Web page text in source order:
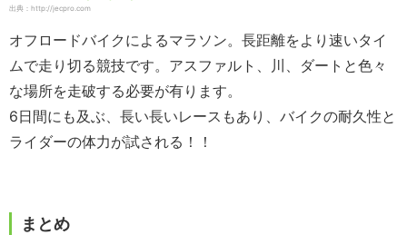
出典：http://jecpro.com
オフロードバイクによるマラソン。長距離をより速いタイ
ムで走り切る競技です。アスファルト、川、ダートと色々
な場所を走破する必要が有ります。
6日間にも及ぶ、長い長いレースもあり、バイクの耐久性と
ライダーの体力が試される！！
まとめ